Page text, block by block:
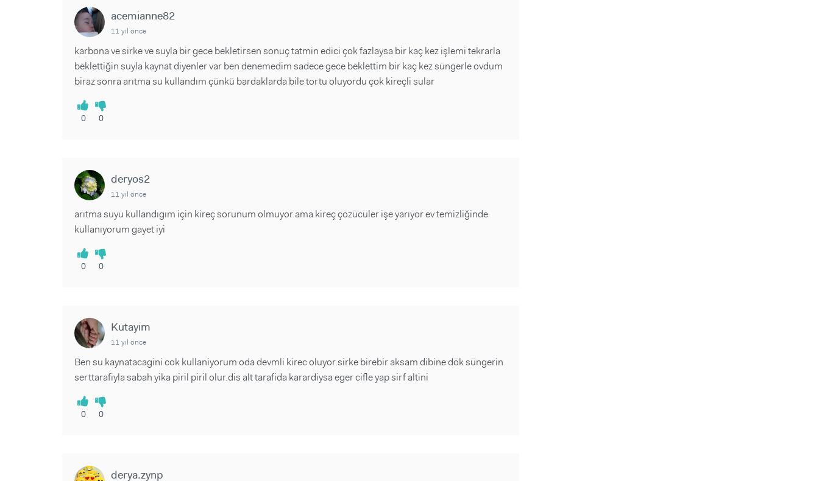
acemianne82
11 yıl önce
karbona ve sirke ve suyla bir gece bekletirsen sonuç tatmin edici çok fazlaysa bir kaç kez işlemi tekrarla
beklettiğin suyla kaynat diyenler var ben denemedim sadece gece beklettim bir kaç kez süngerle ovdum
biraz sonra arıtma su kullandım çünkü bardaklarda bile tortu oluyordu çok kireçli sular
0 0
deryos2
11 yıl önce
arıtma suyu kullandıgım için kireç sorunum olmuyor ama kireç çözücüler işe yarıyor ev temizliğinde
kullanıyorum gayet iyi
0 0
Kutayim
11 yıl önce
Ben su kaynatacagini cok kullaniyorum oda devmli kirec oluyor.sirke birebir aksam dibine dök süngerin
serttarafiyla sabah yika piril piril olur.dis alt tarafida karardiysa eger cifle yap sirf altini
0 0
derya.zynp